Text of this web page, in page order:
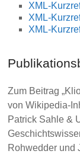
XML-
XML-
XML-
Zum Beitrag
von Wikipedia-
Patrick Sahle &
Rohwedder und